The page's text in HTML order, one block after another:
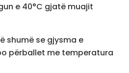
e 40°C gjatë muajit
shumë se gjysma e
përballet me temperatura